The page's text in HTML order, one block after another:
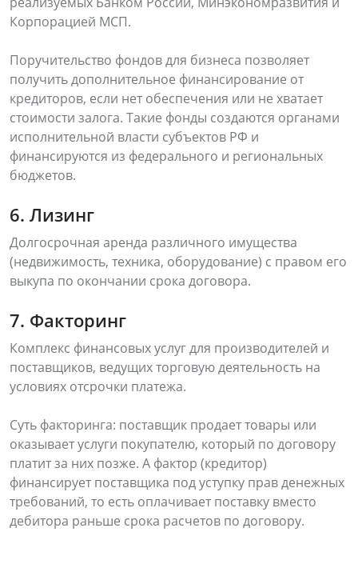
Корпорацией МСП.
Поручительство фондов для бизнеса позволяет
получить дополнительное финансирование от
кредиторов, если нет обеспечения или не хватает
стоимости залога. Такие фонды создаются органами
исполнительной власти субъектов РФ и
финансируются из федерального и региональных
бюджетов.
6. Лизинг
Долгосрочная аренда различного имущества
(недвижимость, техника, оборудование) с правом его
выкупа по окончании срока договора.
7. Факторинг
Комплекс финансовых услуг для производителей и
поставщиков, ведущих торговую деятельность на
условиях отсрочки платежа.
Суть факторинга: поставщик продает товары или
оказывает услуги покупателю, который по договору
платит за них позже. А фактор (кредитор)
финансирует поставщика под уступку прав денежных
требований, то есть оплачивает поставку вместо
дебитора раньше срока расчетов по договору.